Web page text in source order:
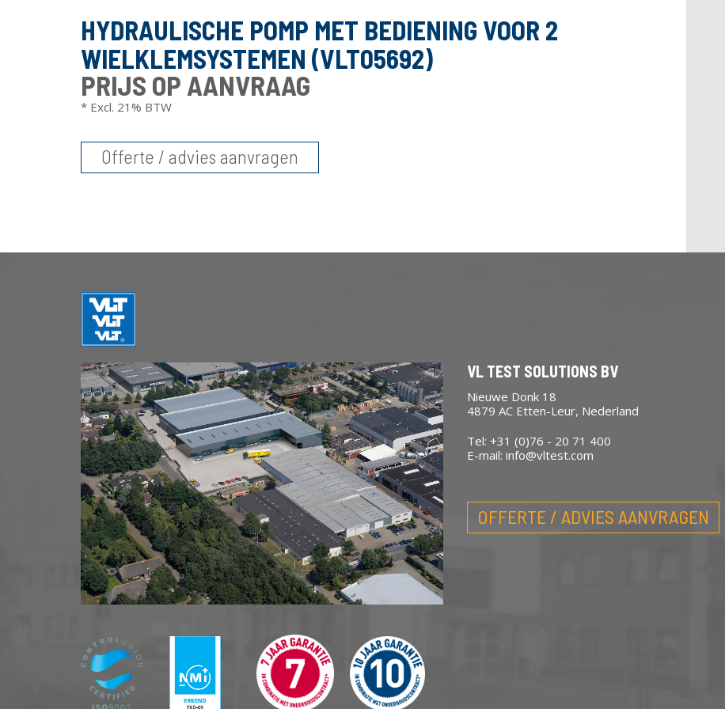
HYDRAULISCHE POMP MET BEDIENING VOOR 2
WIELKLEMSYSTEMEN (VLT05692)
PRIJS OP AANVRAAG
* Excl. 21% BTW
Offerte / advies aanvragen
VL TEST SOLUTIONS BV
Nieuwe Donk 18
4879 AC Etten-Leur, Nederland
Tel: +31 (0)76 - 20 71 400
E-mail: info@vltest.com
OFFERTE / ADVIES AANVRAGEN